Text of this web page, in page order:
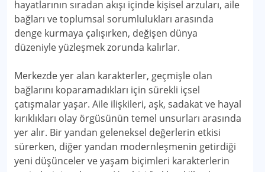
hayatlarının sıradan akışı içinde kişisel arzuları, aile
bağları ve toplumsal sorumlulukları arasında
denge kurmaya çalışırken, değişen dünya
düzeniyle yüzleşmek zorunda kalırlar.
Merkezde yer alan karakterler, geçmişle olan
bağlarını koparamadıkları için sürekli içsel
çatışmalar yaşar. Aile ilişkileri, aşk, sadakat ve hayal
kırıklıkları olay örgüsünün temel unsurları arasında
yer alır. Bir yandan geleneksel değerlerin etkisi
sürerken, diğer yandan modernleşmenin getirdiği
yeni düşünceler ve yaşam biçimleri karakterlerin